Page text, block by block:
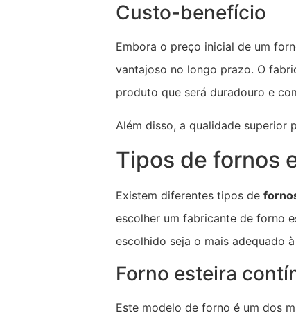
Custo-benefício
Embora o preço inicial de um
vantajoso no longo prazo. O
produto que será duradouro e
Além disso, a qualidade
Tipos de fornos
Existem diferentes tipos de
escolher um fabricante de forno
escolhido seja o mais adequado
Forno esteira
Este modelo de forno é um dos